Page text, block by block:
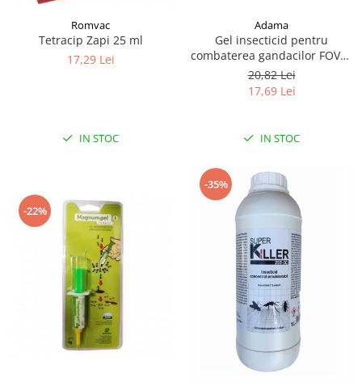
Romvac
Tetracip Zapi 25 ml
17,29 Lei
IN STOC
Adama
Gel insecticid pentru
combaterea gandacilor FOVAL
5G
20,82 Lei
17,69 Lei
IN STOC
-22%
-35%